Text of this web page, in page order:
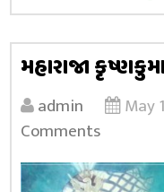
મહારાજા
admin May
Comments